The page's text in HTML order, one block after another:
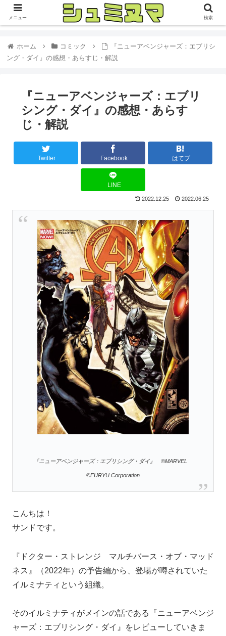
ホーム コミック
『ニューアベンジャーズ：エブリシ
ング・ダイ』の感想・あらすじ・解説
『ニューアベンジャーズ：エブリ
シング・ダイ』の感想・あらす
じ・解説
Twitter Facebook はてブ
LINE
2022.12.25 2022.06.25
『ニューアベンジャーズ：エブリシング・ダイ』 ©MARVEL
©FURYU Corporation
こんちは！
サンドです。
『ドクター・ストレンジ マルチバース・オブ・マッド
ネス』（2022年）の予告編から、登場が噂されていた
イルミナティという組織。
そのイルミナティがメインの話である『ニューアベンジ
ャーズ：エブリシング・ダイ』をレビューしていきま
メニュー 検索